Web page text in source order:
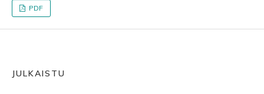
PDF
JULKAISTU